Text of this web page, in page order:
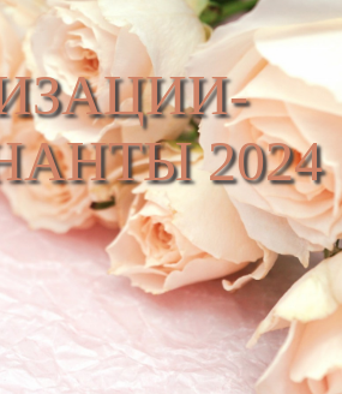
2024